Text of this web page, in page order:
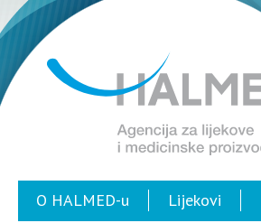
O HALMED-u Lijekovi